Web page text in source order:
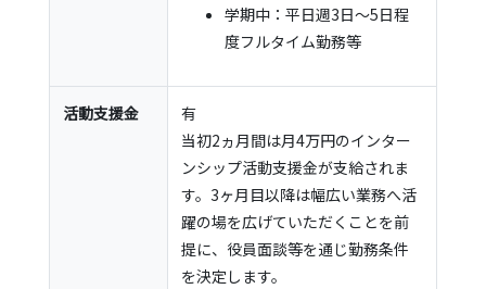
学期中：平日週3日〜5日程
度フルタイム勤務等
活動支援金
有
当初2ヵ月間は月4万円のインター
ンシップ活動支援金が支給されま
す。3ヶ月目以降は幅広い業務へ活
躍の場を広げていただくことを前
提に、役員面談等を通じ勤務条件
を決定します。